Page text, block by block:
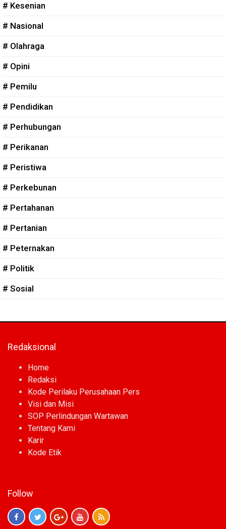
# Kesenian
# Nasional
# Olahraga
# Opini
# Pemilu
# Pendidikan
# Perhubungan
# Perikanan
# Peristiwa
# Perkebunan
# Pertahanan
# Pertanian
# Peternakan
# Politik
# Sosial
Redaksional
Home
Redaksi
Kode Perilaku Perusahaan Pers
Visi dan Misi
SOP Perlindungan Wartawan
Tentang Kami
Karir
Kode Etik
Follow